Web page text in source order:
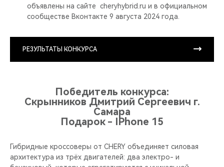
объявлены на сайте cheryhybrid.ru и в официальном
сообществе Вконтакте 9 августа 2024 года.
РЕЗУЛЬТАТЫ КОНКУРСА
Победитель конкурса:
Скрынников Дмитрий Сергеевич г.
Самара
Подарок - IPhone 15
Гибридные кроссоверы от CHERY объединяет силовая
архитектура из трёх двигателей: два электро- и